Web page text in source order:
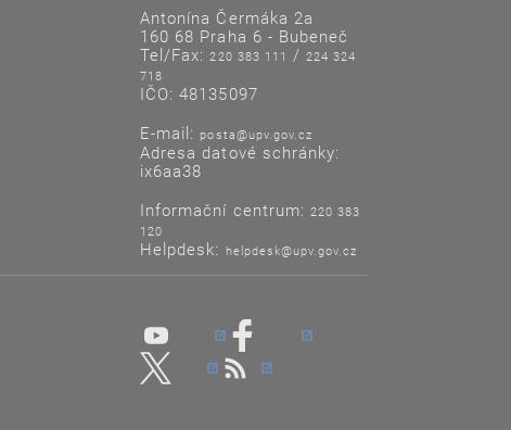
Antonína Čermáka 2a
160 68 Praha 6 - Bubeneč
Tel/Fax:220 383 111 /224 324
718
IČO: 48135097
E-mail: posta@upv.gov.cz
Adresa datové schránky:
ix6aa38
Informační centrum: 220 383
120
Helpdesk: helpdesk@upv.gov.cz